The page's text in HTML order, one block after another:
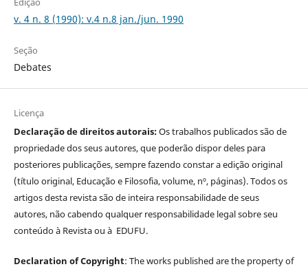
v. 4 n. 8 (1990): v.4 n.8 jan./jun. 1990
Seção
Debates
Licença
Declaração de direitos autorais:Os trabalhos publicados são de
propriedade dos seus autores, que poderão dispor deles para
posteriores publicações, sempre fazendo constar a edição original
(título original, Educação e Filosofia, volume, nº, páginas). Todos os
artigos desta revista são de inteira responsabilidade de seus
autores, não cabendo qualquer responsabilidade legal sobre seu
conteúdo à Revista ou à EDUFU.
Declaration of Copyright: The works published are the property of